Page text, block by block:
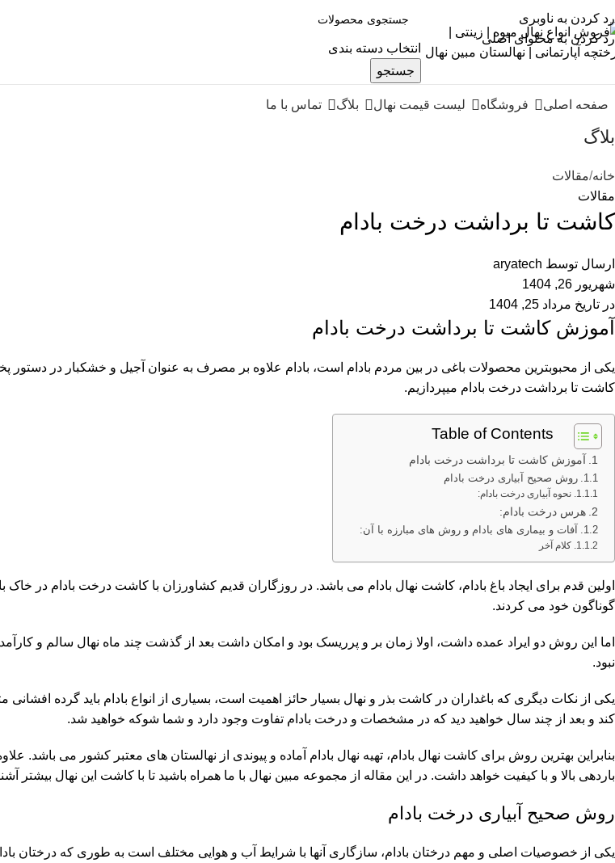
رد کردن به ناوبری
رد کردن به محتوای اصلی
انتخاب دسته بندی
جستجو
صفحه اصلی فروشگاه لیست قیمت نهال بلاگ تماس با ما
بلاگ
خانه مقالات
مقالات
کاشت تا برداشت درخت بادام
ارسال توسط aryatech
شهریور 26, 1404
در تاریخ مرداد 25, 1404
آموزش کاشت تا برداشت درخت بادام
یکی از محبوب­ترین محصولات باغی در بین مردم بادام است، بادام علاوه بر مصرف به عنوان آجیل و خشکبار در دستور
کاشت تا برداشت درخت بادام میپردازیم.
Table of Contents
آموزش کاشت تا برداشت درخت بادام
روش صحیح آبیاری درخت بادام
نحوه آبیاری درخت بادام:
هرس درخت بادام:
آفات و بیماری های بادام و روش های مبارزه با آن:
کلام آخر
اولین قدم برای ایجاد باغ بادام، کاشت نهال بادام می باشد. در روزگاران قدیم کشاورزان با کاشت درخت بادام در
گوناگون خود می کردند.
اما این روش دو ایراد عمده داشت، اولا زمان بر و پرریسک بود و امکان داشت بعد از گذشت چند ماه نهال سالم و
نبود.
یکی از نکات دیگری که باغداران در کاشت بذر و نهال بسیار حائز اهمیت است، بسیاری از انواع بادام باید گرده افشانی
کند و بعد از چند سال خواهید دید که در مشخصات و درخت بادام تفاوت وجود دارد و شما شوکه خواهید شد.
بنابراین بهترین روش برای کاشت نهال بادام، تهیه نهال بادام آماده و پیوندی از نهالستان های معتبر کشور می باشد.
باردهی بالا و با کیفیت خواهد داشت. در این مقاله از مجموعه مبین نهال با ما همراه باشید تا با کاشت این نهال بیشتر
روش صحیح آبیاری درخت بادام
یکی از خصوصیات اصلی و مهم درختان بادام، سازگاری آنها با شرایط آب و هوایی مختلف است به طوری که درختان